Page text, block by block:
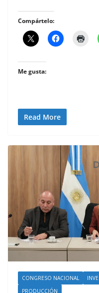
Compártelo:
Me gusta:
Read More
CONGRESO NACIONAL
PRODUCCIÓN